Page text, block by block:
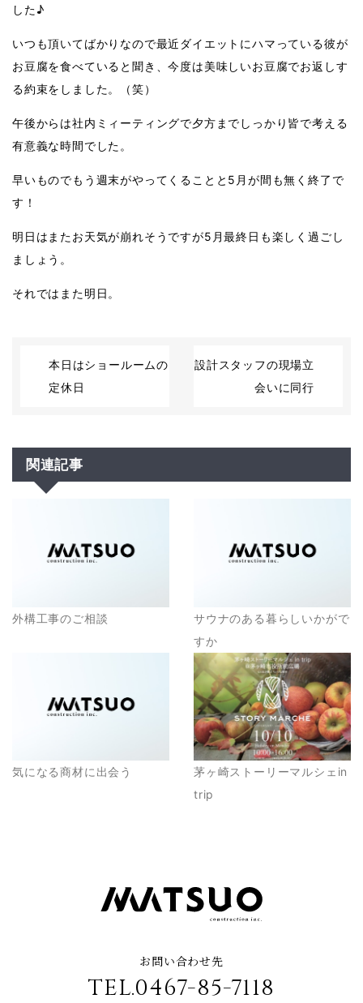
した♪
いつも頂いてばかりなので最近ダイエットにハマっている彼が
お豆腐を食べていると聞き、今度は美味しいお豆腐でお返しす
る約束をしました。（笑）
午後からは社内ミィーティングで夕方までしっかり皆で考える
有意義な時間でした。
早いものでもう週末がやってくることと5月が間も無く終了で
す！
明日はまたお天気が崩れそうですが5月最終日も楽しく過ごし
ましょう。
それではまた明日。
本日はショールームの
定休日
設計スタッフの現場立
会いに同行
関連記事
外構工事のご相談
サウナのある暮らしいかがで
すか
気になる商材に出会う
茅ヶ崎ストーリーマルシェin
trip
お問い合わせ先
TEL.0467-85-7118